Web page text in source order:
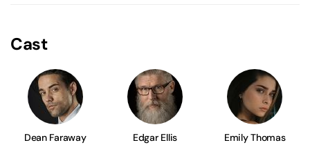
Cast
Dean Faraway Edgar Ellis Emily Thomas